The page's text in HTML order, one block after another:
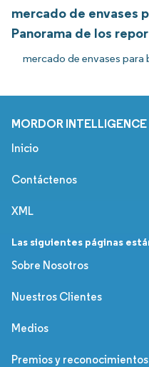
mercado de envases
Panorama de los
mercado de envases para
MORDOR INTELLIGENCE
Inicio
Contáctenos
XML
Las siguientes páginas
Sobre Nosotros
Nuestros Clientes
Medios
Premios y reconocimientos